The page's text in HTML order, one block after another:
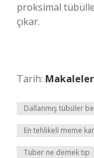
proksimal
çıkar.
Tarih: Makaleler
Dallanmış tübüler
En tehlikeli meme
Tüber ne demek tıp